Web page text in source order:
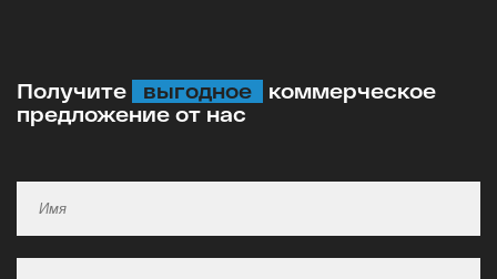
Получите выгодное
коммерческое
предложение от нас